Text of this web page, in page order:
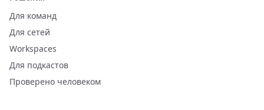
Для команд
Для сетей
Workspaces
Для подкастов
Проверено человеком